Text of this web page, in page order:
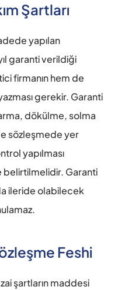
Şartları
yapılan
garanti verildiği
firmanın hem de
gerekir. Garanti
dökülme, solma
sözleşmede yer
yapılması
Garanti
ileride olabilecek
Feshi
şartların maddesi